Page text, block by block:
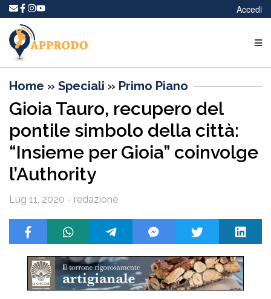
Accedi
Home » Speciali » Primo Piano
Gioia Tauro, recupero del
pontile simbolo della città:
“Insieme per Gioia” coinvolge
l’Authority
Lug 11, 2020 - redazione